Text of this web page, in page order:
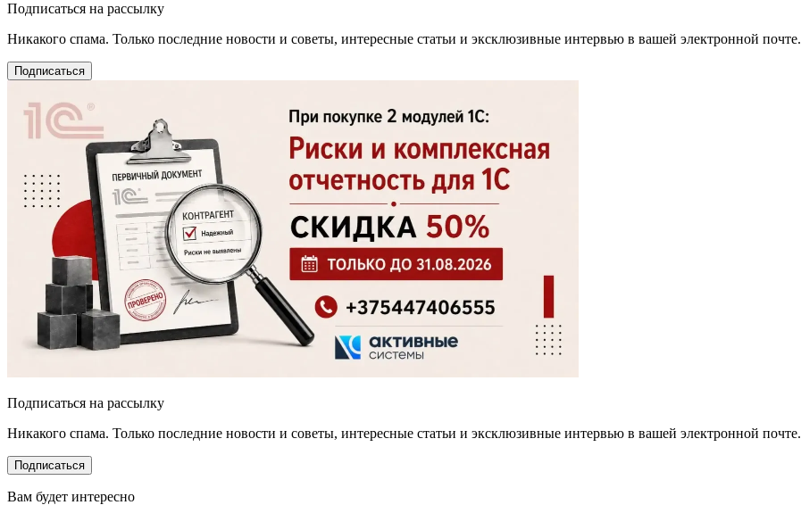
Подписаться на рассылку
Никакого спама. Только последние новости и советы, интересные статьи и эксклюзивные интервью в вашей электронной почте.
Подписаться
Подписаться на рассылку
Никакого спама. Только последние новости и советы, интересные статьи и эксклюзивные интервью в вашей электронной почте.
Подписаться
Вам будет интересно